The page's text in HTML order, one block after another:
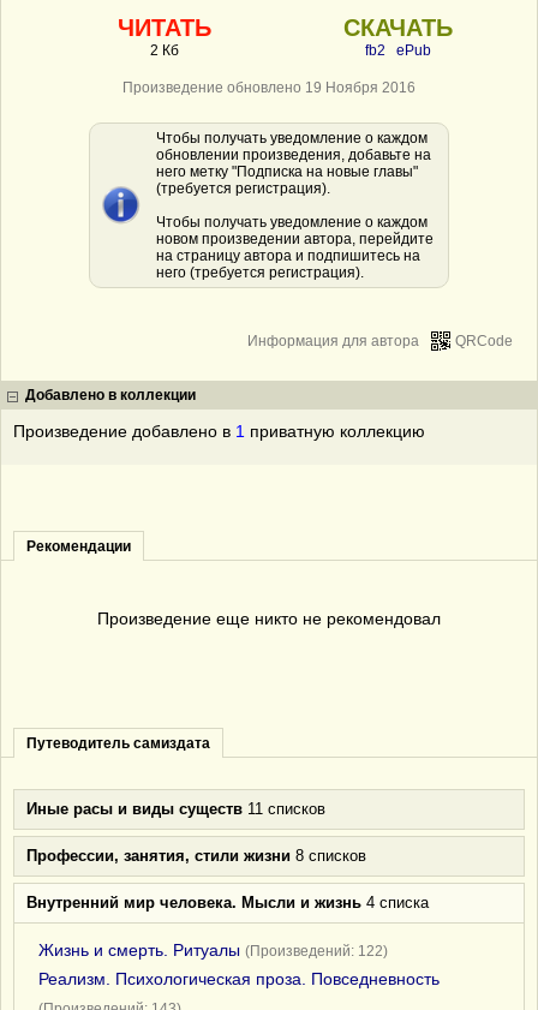
ЧИТАТЬ
2 Кб
СКАЧАТЬ
fb2 ePub
Произведение обновлено 19 Ноября 2016
Чтобы получать уведомление о каждом
обновлении произведения, добавьте на
него метку "Подписка на новые главы"
(требуется регистрация).
Чтобы получать уведомление о каждом
новом произведении автора, перейдите
на страницу автора и подпишитесь на
него (требуется регистрация).
QRCode
Информация для автора
Добавлено в коллекции
Произведение добавлено в 1 приватную коллекцию
Рекомендации
Произведение еще никто не рекомендовал
Путеводитель самиздата
Иные расы и виды существ 11 списков
Профессии, занятия, стили жизни 8 списков
Внутренний мир человека. Мысли и жизнь 4 списка
Жизнь и смерть. Ритуалы (Произведений: 122)
Реализм. Психологическая проза. Повседневность